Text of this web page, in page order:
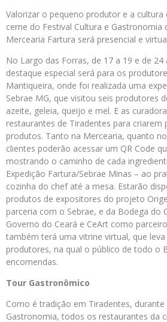
Valorizar o pequeno produtor e a cultura
cerne do Festival Cultura e Gastronomia
Mercearia Fartura será presencial e
No Largo das Forras, de 17 a 19 e de
destaque especial será para os
Mantiqueira, onde foi realizada uma
Sebrae MG, que visitou seis produtores
azeite, geleia, queijo e mel. E as
restaurantes de Tiradentes para criarem
produtos. Tanto na Mercearia, quanto
clientes poderão acessar um QR Code
mostrando o caminho de cada
Expedição Fartura/Sebrae Minas – ao
cozinha do chef até a mesa. Estarão
produtos de expositores do projeto
parceria com o Sebrae, e da Bodega do
Governo do Ceará e CeArt como
também terá uma vitrine virtual, que
produtores, na qual o público de todo o
encomendas.
Tour Gastronômico
Como é tradição em Tiradentes, durante
Gastronomia, todos os restaurantes da